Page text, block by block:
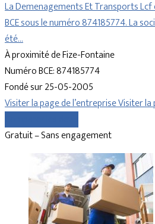
La Demenagements Et Transports Lcf
BCE sous le numéro 874185774. La
été…
À proximité de Fize-Fontaine
Numéro BCE: 874185774
Fondé sur 25-05-2005
Visiter la page de l’entrepriseVisiter la
Gratuit – Sans engagement